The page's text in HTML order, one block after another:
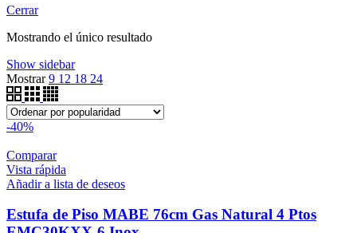
Cerrar
Mostrando el único resultado
Show sidebar
Mostrar9 12 18 24
-40%
Comparar
Vista rápida
Añadir a lista de deseos
Estufa de Piso MABE 76cm Gas Natural 4 Ptos